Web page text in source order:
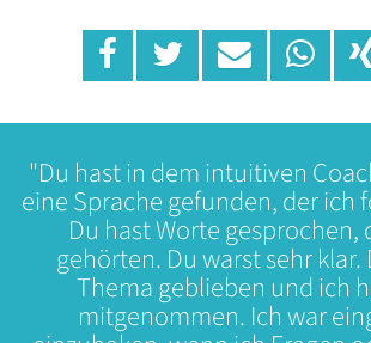
"Du hast in dem intuitiven
eine Sprache gefunden, der ich
Du hast Worte gesprochen,
gehörten. Du warst sehr klar.
Thema geblieben und ich
mitgenommen. Ich war